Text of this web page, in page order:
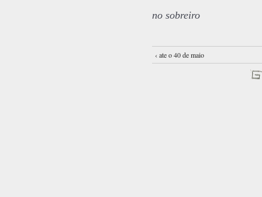
no sobreiro
‹ ate o 40 de maio